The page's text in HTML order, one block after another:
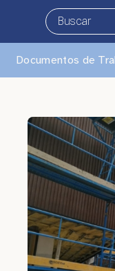
Documentos de